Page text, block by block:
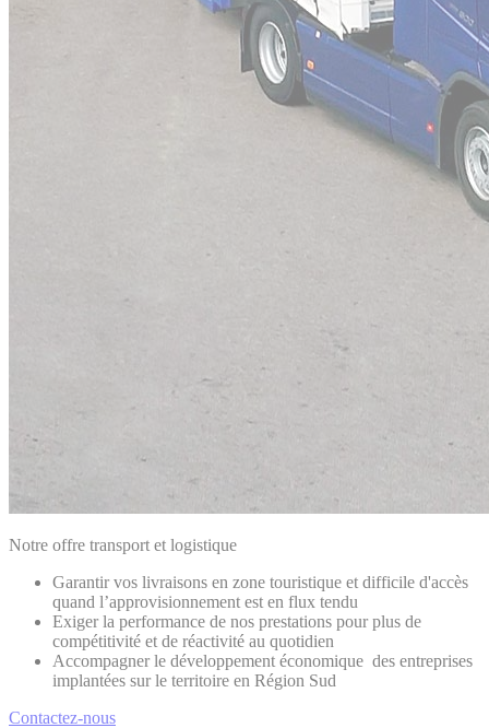
Notre offre transport et logistique
Garantir vos livraisons en zone touristique et difficile d'accès
quand l’approvisionnement est en flux tendu
Exiger la performance de nos prestations pour plus de
compétitivité et de réactivité au quotidien
Accompagner le développement économique des entreprises
implantées sur le territoire en Région Sud
Contactez-nous